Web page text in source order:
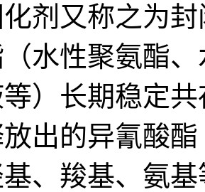
剂又称之为
水性聚氨酯
）长期稳定
出的异氰酸
、羧基、氨